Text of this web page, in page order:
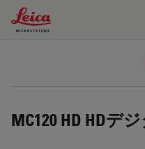
Leica Microsystems Logo
MC120 HD HDデ